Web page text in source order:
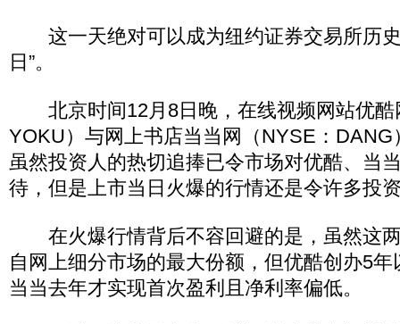
这一天绝对可以成为纽约证券交易所历史
日”。
北京时间12月8日晚，在线视频网站优酷
YOKU）与网上书店当当网（NYSE：
虽然投资人的热切追捧已令市场对优酷、当
待，但是上市当日火爆的行情还是令许多投
在火爆行情背后不容回避的是，虽然这
自网上细分市场的最大份额，但优酷创办5
当当去年才实现首次盈利且净利率偏低。